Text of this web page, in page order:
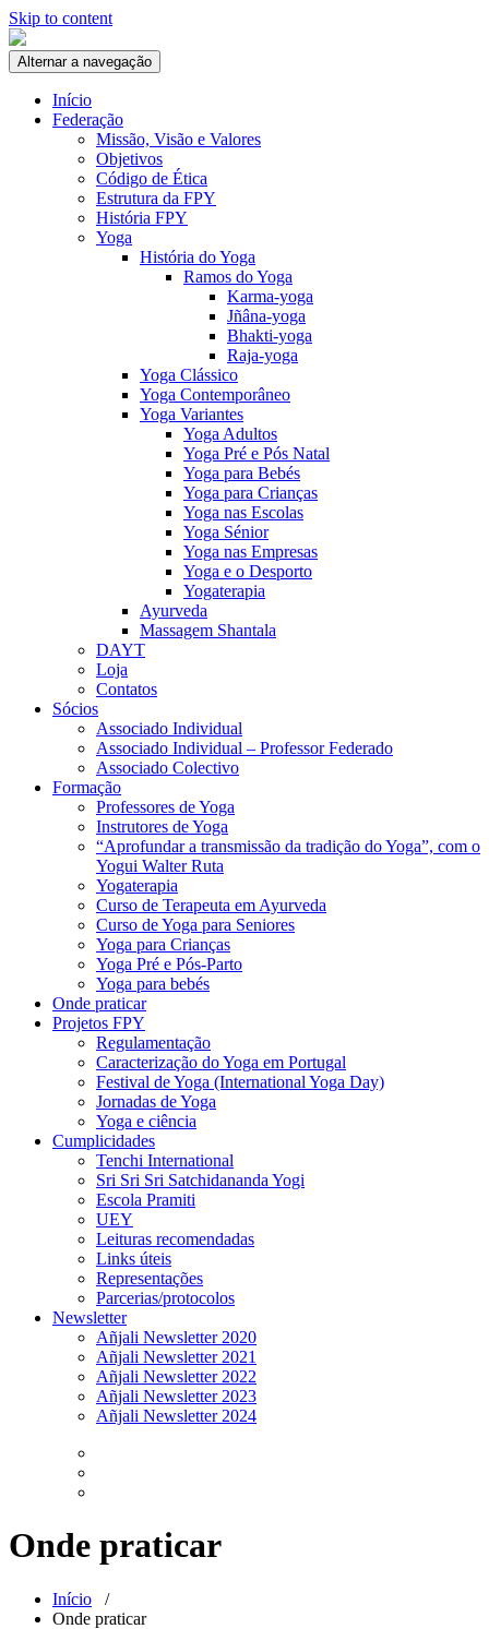
Skip to content
Alternar a navegação
Início
Federação
Missão, Visão e Valores
Objetivos
Código de Ética
Estrutura da FPY
História FPY
Yoga
História do Yoga
Ramos do Yoga
Karma-yoga
Jñâna-yoga
Bhakti-yoga
Raja-yoga
Yoga Clássico
Yoga Contemporâneo
Yoga Variantes
Yoga Adultos
Yoga Pré e Pós Natal
Yoga para Bebés
Yoga para Crianças
Yoga nas Escolas
Yoga Sénior
Yoga nas Empresas
Yoga e o Desporto
Yogaterapia
Ayurveda
Massagem Shantala
DAYT
Loja
Contatos
Sócios
Associado Individual
Associado Individual – Professor Federado
Associado Colectivo
Formação
Professores de Yoga
Instrutores de Yoga
“Aprofundar a transmissão da tradição do Yoga”, com o
Yogui Walter Ruta
Yogaterapia
Curso de Terapeuta em Ayurveda
Curso de Yoga para Seniores
Yoga para Crianças
Yoga Pré e Pós-Parto
Yoga para bebés
Onde praticar
Projetos FPY
Regulamentação
Caracterização do Yoga em Portugal
Festival de Yoga (International Yoga Day)
Jornadas de Yoga
Yoga e ciência
Cumplicidades
Tenchi International
Sri Sri Sri Satchidananda Yogi
Escola Pramiti
UEY
Leituras recomendadas
Links úteis
Representações
Parcerias/protocolos
Newsletter
Añjali Newsletter 2020
Añjali Newsletter 2021
Añjali Newsletter 2022
Añjali Newsletter 2023
Añjali Newsletter 2024
Onde praticar
Início /
Onde praticar